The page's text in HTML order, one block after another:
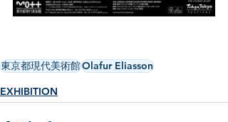
東京都現代美術館Olafur Eliasson
EXHIBITION